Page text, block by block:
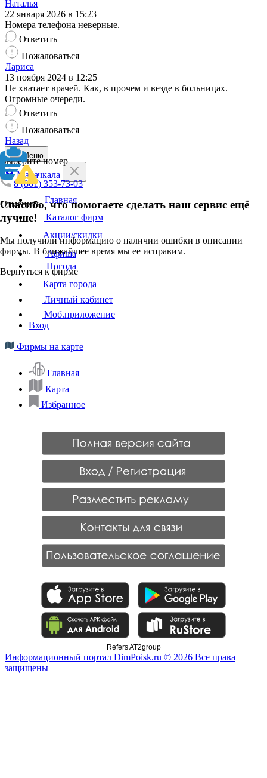
Наталья
22 января 2026 в 15:23
Номера телефона неверные.
Ответить
Пожаловаться
Лариса
13 ноября 2024 в 12:25
Не хватает врачей. Как, в прочем и везде в больницах.
Огромные очереди.
Ответить
Пожаловаться
Назад
Выберите номер
8 (861) 353-73-03
Отменить
Спасибо, что помогаете сделать наш сервис ещё
лучше!
Мы получили информацию о наличии ошибки в описании
фирмы. В ближайшее время мы ее исправим.
Вернуться к фирме
Меню
Махачкала
Главная
Каталог фирм
Акции/скидки
Афиша
Погода
Карта города
Личный кабинет
Моб.приложение
Вход
Фирмы на карте
Главная
Карта
Избранное
Refers AT2group
Информационный портал DimPoisk.ru © 2026 Все права
защищены